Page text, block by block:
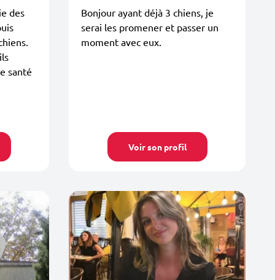
des
santé
Bonjour ayant déjà 3 chiens, je
serai les promener et passer un
moment avec eux.
Voir son profil